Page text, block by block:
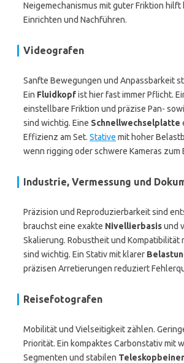
Neigemechanismus mit guter Friktion hilft
Einrichten und Nachführen.
Videografen
Sanfte Bewegungen und Anpassbarkeit
Ein Fluidkopfist hier fast immer Pflicht.
einstellbare Friktion und präzise Pan-
sind wichtig. Eine Schnellwechselplatte
Effizienz am Set. Stative mit hoher
wenn rigging oder schwere Kameras zum
Industrie, Vermessung und
Präzision und Reproduzierbarkeit sind
brauchst eine exakte Nivellierbasisund
Skalierung. Robustheit und Kompatibilität
sind wichtig. Ein Stativ mit klarer
präzisen Arretierungen reduziert
Reisefotografen
Mobilität und Vielseitigkeit zählen.
Priorität. Ein kompaktes Carbonstativ mit
Segmenten und stabilen